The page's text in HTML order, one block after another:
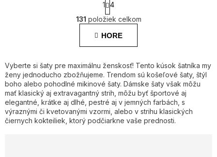
O
v
l
á
c
i
e
p
r
v
k
t
r
á
n
k
o
a
n
i
e
1
4
131 položiek celkom
HORE
Vyberte si šaty pre maximálnu ženskosť! Tento kúsok šatníka my
ženy jednoducho zbožňujeme. Trendom sú košeľové šaty, štýl
boho alebo pohodlné mikinové šaty. Dámske šaty však môžu
mať klasický aj extravagantný strih, môžu byť športové aj
elegantné, krátke aj dlhé, pestré aj v jemných farbách, s
výraznými či kvetovanými vzormi, alebo v strihu klasických
čiernych kokteiliek, ktorý podčiarkne vaše prednosti.